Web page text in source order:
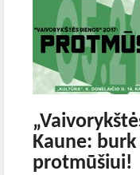
Kaune:
protmūšiui!